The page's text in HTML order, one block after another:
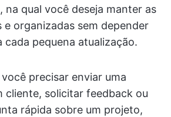
na qual você deseja manter as
e organizadas sem depender
cada pequena atualização.
precisar enviar uma
cliente, solicitar feedback ou
rápida sobre um projeto,